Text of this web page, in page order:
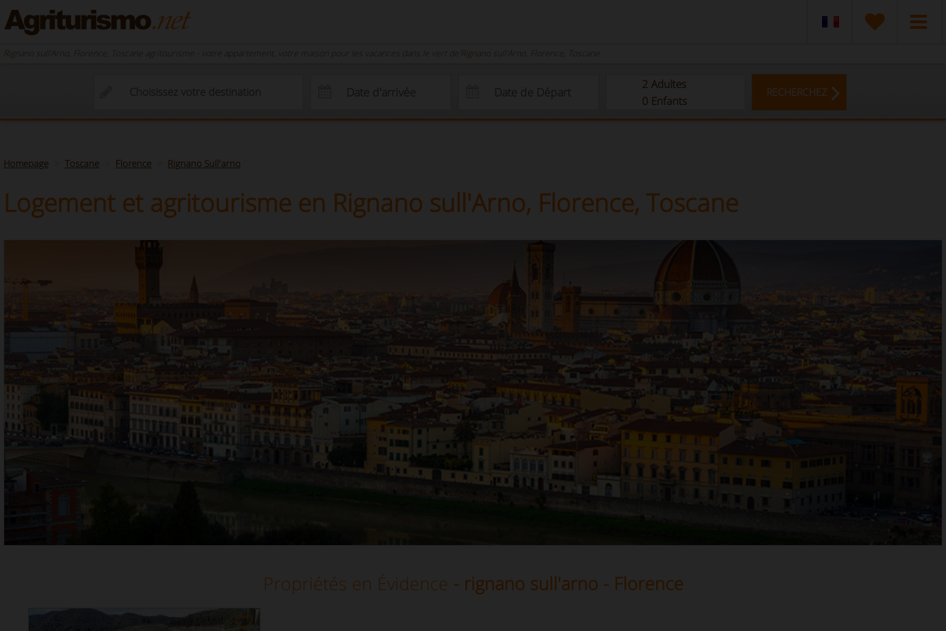
Rignano sull'Arno, Florence, Toscane agritourisme - votre appartement, votre maison pour les vacances dans le vert de'Rignano sull'Arno, Florence, Toscane
2 Adultes
0 Enfants
RECHERCHEZ
Homepage Toscane Florence Rignano Sull'arno
Logement et agritourisme en Rignano sull'Arno, Florence, Toscane
Propriétés en Évidence - rignano sull'arno - Florence